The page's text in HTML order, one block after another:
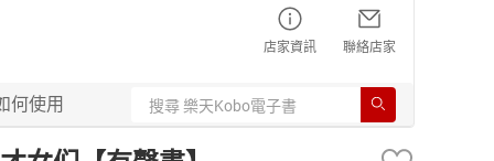
店家資訊 聯絡店家
何使用